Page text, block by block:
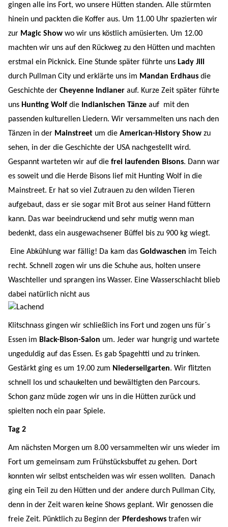
gingen alle ins Fort, wo unsere Hütten standen. Alle stürmten
hinein und packten die Koffer aus. Um 11.00 Uhr spazierten wir
zur Magic Show wo wir uns köstlich amüsierten. Um 12.00
machten wir uns auf den Rückweg zu den Hütten und machten
erstmal ein Picknick. Eine Stunde später führte uns Lady Jill
durch Pullman City und erklärte uns im Mandan Erdhaus die
Geschichte der Cheyenne Indianer auf. Kurze Zeit später führte
uns Hunting Wolf die Indianischen Tänze auf mit den
passenden kulturellen Liedern. Wir versammelten uns nach den
Tänzen in der Mainstreet um die American-History Show zu
sehen, in der die Geschichte der USA nachgestellt wird.
Gespannt warteten wir auf die frei laufenden Bisons. Dann war
es soweit und die Herde Bisons lief mit Hunting Wolf in die
Mainstreet. Er hat so viel Zutrauen zu den wilden Tieren
aufgebaut, dass er sie sogar mit Brot aus seiner Hand füttern
kann. Das war beeindruckend und sehr mutig wenn man
bedenkt, dass ein ausgewachsener Büffel bis zu 900 kg wiegt.
Eine Abkühlung war fällig! Da kam das Goldwaschen im Teich
recht. Schnell zogen wir uns die Schuhe aus, holten unsere
Waschteller und sprangen ins Wasser. Eine Wasserschlacht blieb
dabei natürlich nicht aus
Klitschnass gingen wir schließlich ins Fort und zogen uns für´s
Essen im Black-Bison-Salon um. Jeder war hungrig und wartete
ungeduldig auf das Essen. Es gab Spagehtti und zu trinken.
Gestärkt ging es um 19.00 zum Niederseilgarten. Wir flitzten
schnell los und schaukelten und bewältigten den Parcours.
Schon ganz müde zogen wir uns in die Hütten zurück und
spielten noch ein paar Spiele.
Tag 2
Am nächsten Morgen um 8.00 versammelten wir uns wieder im
Fort um gemeinsam zum Frühstücksbuffet zu gehen. Dort
konnten wir selbst entscheiden was wir essen wollten.
Danach
ging ein Teil zu den Hütten und der andere durch Pullman City,
denn in der Zeit waren keine Shows geplant. Wir genossen die
freie Zeit. Pünktlich zu Beginn der Pferdeshows trafen wir